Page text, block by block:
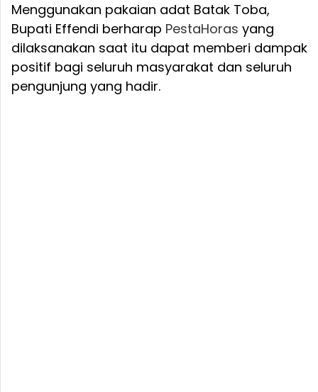
Menggunakan pakaian adat Batak Toba,
Bupati Effendi berharap PestaHoras yang
dilaksanakan saat itu dapat memberi dampak
positif bagi seluruh masyarakat dan seluruh
pengunjung yang hadir.